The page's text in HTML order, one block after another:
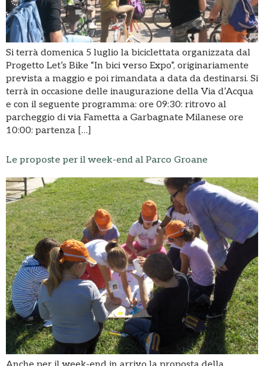
Si terrà domenica 5 luglio la biciclettata organizzata dal
Progetto Let’s Bike “In bici verso Expo”, originariamente
prevista a maggio e poi rimandata a data da destinarsi. Si
terrà in occasione delle inaugurazione della Via d’Acqua
e con il seguente programma: ore 09:30: ritrovo al
parcheggio di via Fametta a Garbagnate Milanese​ ore
10:00: partenza […]
Le proposte per il week-end al Parco Groane